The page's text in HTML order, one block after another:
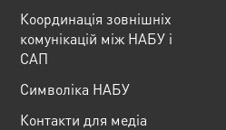
Координація зовнішніх
комунікацій між НАБУ і
САП
Cимволіка НАБУ
Контакти для медіа